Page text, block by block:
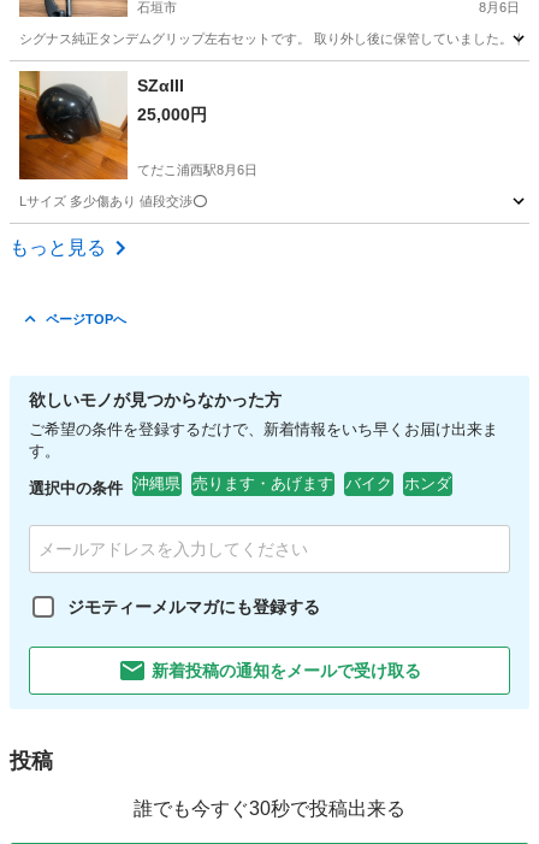
石垣市 8月6日
シグナス純正タンデムグリップ左右セットです。 取り外し後に保管していました。
沖縄 石垣市
SZα‬III
25,000円
てだこ浦西駅8月6日
Lサイズ 多少傷あり 値段交渉⭕️
沖縄 宜野湾市
もっと見る
ページTOPへ
欲しいモノが見つからなかった方
ご希望の条件を登録するだけで、新着情報をいち早くお届け出来ま
す。
選択中の条件 沖縄県 売ります・あげます バイク ホンダ
ジモティーメルマガにも登録する
新着投稿の通知をメールで受け取る
投稿
誰でも今すぐ30秒で投稿出来る